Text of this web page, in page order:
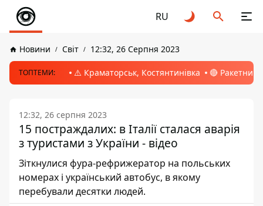
RU
Новини Світ 12:32, 26 Серпня 2023
ТОПТЕМИ: ⚠️ Краматорськ, Костянтинівка 🔴 Ракетний
12:32, 26 серпня 2023
15 постраждалих: в Італії сталася аварія
з туристами з України - відео
Зіткнулися фура-рефрижератор на польських
номерах і український автобус, в якому
перебували десятки людей.